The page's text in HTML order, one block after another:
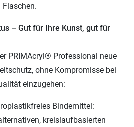
Flaschen.
– Gut für Ihre Kunst, gut für
PRIMAcryl® Professional neue
ohne Kompromisse bei
einzugehen:
Bindemittel:
kreislaufbasierten